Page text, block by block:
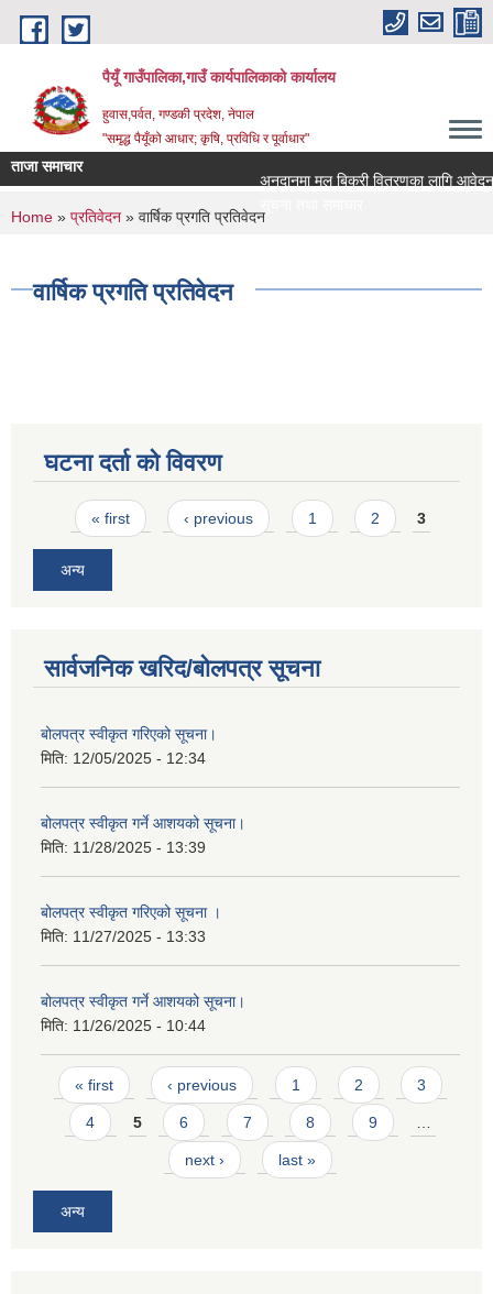
Skip to main content
पैयूँ गाउँपालिका,गाउँ कार्यपालिकाको कार्यालय
हुवास,पर्वत, गण्डकी प्रदेश, नेपाल
"समृद्ध पैयूँको आधार; कृषि, प्रविधि र पूर्वाधार"
ताजा समाचार
अनुदानमा मल बिक्री वितरणका लागि आवेदन
सूचना तथा समाचार
You are here
Home » प्रतिवेदन » वार्षिक प्रगति प्रतिवेदन
वार्षिक प्रगति प्रतिवेदन
घटना दर्ता को विवरण
Pages
« first ‹ previous 1 2 3
अन्य
सार्वजनिक खरिद/बोलपत्र सूचना
बोलपत्र स्वीकृत गरिएको सूचना।
मिति: 12/05/2025 - 12:34
बोलपत्र स्वीकृत गर्ने आशयको सूचना।
मिति: 11/28/2025 - 13:39
बोलपत्र स्वीकृत गरिएको सूचना ।
मिति: 11/27/2025 - 13:33
बोलपत्र स्वीकृत गर्ने आशयको सूचना।
मिति: 11/26/2025 - 10:44
Pages
« first ‹ previous 1 2 3
4 5 6 7 8 9 …
next › last »
अन्य